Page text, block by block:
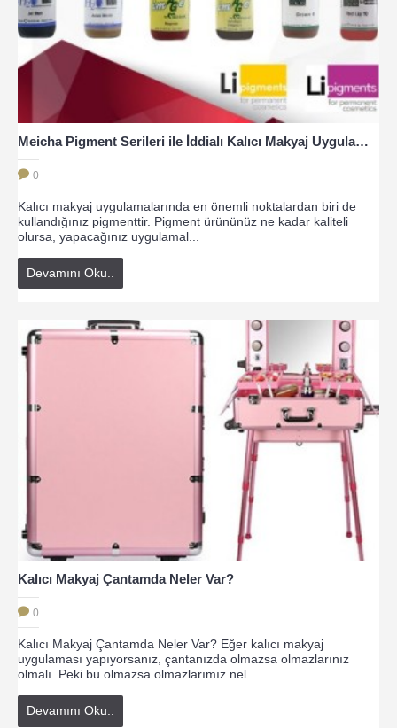
Meicha Pigment Serileri ile İddialı Kalıcı Makyaj Uygulamaları?
0
Kalıcı makyaj uygulamalarında en önemli noktalardan biri de
kullandığınız pigmenttir. Pigment ürününüz ne kadar kaliteli
olursa, yapacağınız uygulamal...
Devamını Oku..
Kalıcı Makyaj Çantamda Neler Var?
0
Kalıcı Makyaj Çantamda Neler Var? Eğer kalıcı makyaj
uygulaması yapıyorsanız, çantanızda olmazsa olmazlarınız
olmalı. Peki bu olmazsa olmazlarımız nel...
Devamını Oku..